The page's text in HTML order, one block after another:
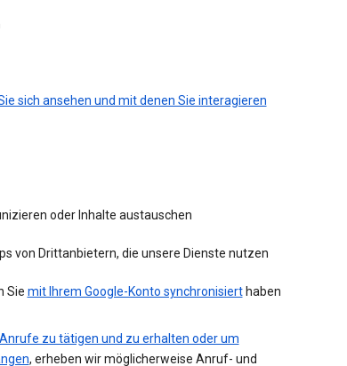
sich ansehen und mit denen Sie interagieren
oder Inhalte austauschen
von Drittanbietern, die unsere Dienste nutzen
Sie mit Ihrem Google-Konto synchronisierthaben
zu tätigen und zu erhalten oder um
, erheben wir möglicherweise Anruf- und